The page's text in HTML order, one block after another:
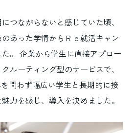
つながらないと感じていた頃、
あった学情からＲｅ就活キャン
。 企業から学生に直接アプロー
ルーティング型のサービスで、
問わず幅広い学生と長期的に接
力を感じ、導入を決めました。